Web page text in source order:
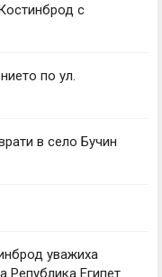
с
по ул.
в село Бучин
уважиха
Република Египет